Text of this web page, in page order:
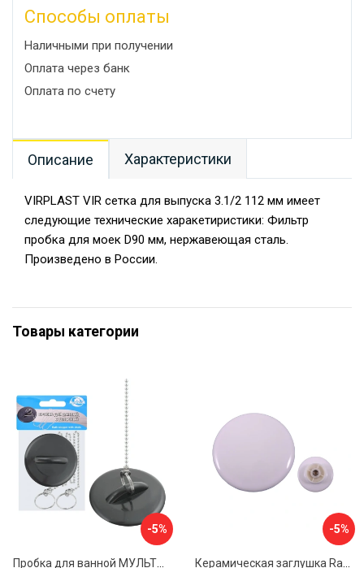
Способы оплаты
Наличными при получении
Оплата через банк
Оплата по счету
Описание Характеристики
VIRPLAST VIR сетка для выпуска 3.1/2 112 мм имеет
следующие технические харакетиристики: Фильтр
пробка для моек D90 мм, нержавеющая сталь.
Произведено в России.
Товары категории
-5% -5%